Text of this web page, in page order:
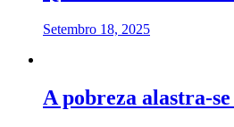
Setembro 18, 2025
A pobreza alastra-